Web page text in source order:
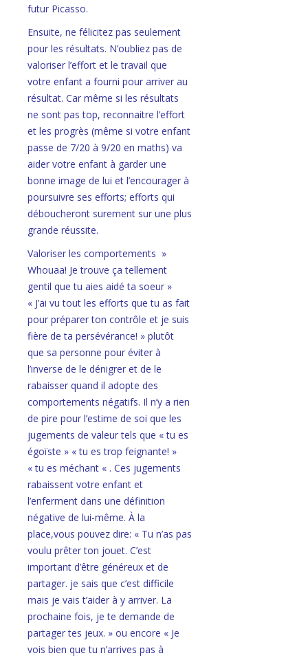
futur Picasso.
Ensuite, ne félicitez pas seulement
pour les résultats. N’oubliez pas de
valoriser l’effort et le travail que
votre enfant a fourni pour arriver au
résultat. Car même si les résultats
ne sont pas top, reconnaitre l’effort
et les progrès (même si votre enfant
passe de 7/20 à 9/20 en maths) va
aider votre enfant à garder une
bonne image de lui et l’encourager à
poursuivre ses efforts; efforts qui
déboucheront surement sur une plus
grande réussite.
Valoriser les comportements »
Whouaa! Je trouve ça tellement
gentil que tu aies aidé ta soeur »
« J’ai vu tout les efforts que tu as fait
pour préparer ton contrôle et je suis
fière de ta persévérance! » plutôt
que sa personne pour éviter à
l’inverse de le dénigrer et de le
rabaisser quand il adopte des
comportements négatifs. Il n’y a rien
de pire pour l’estime de soi que les
jugements de valeur tels que « tu es
égoïste » « tu es trop feignante! »
« tu es méchant « . Ces jugements
rabaissent votre enfant et
l’enferment dans une définition
négative de lui-même. À la
place,vous pouvez dire: « Tu n’as pas
voulu prêter ton jouet. C’est
important d’être généreux et de
partager. je sais que c’est difficile
mais je vais t’aider à y arriver. La
prochaine fois, je te demande de
partager tes jeux. » ou encore « Je
vois bien que tu n’arrives pas à